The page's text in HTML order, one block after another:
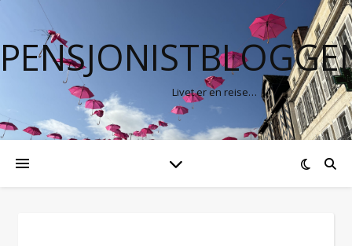
Livet er en reise…